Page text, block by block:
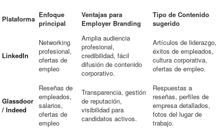
Plataforma Enfoque
principal
Ventajas para
Employer Branding
Tipo de Contenido
sugerido
LinkedIn
Networking
profesional,
ofertas de
empleo
Amplia audiencia
profesional,
credibilidad, fácil
difusión de contenido
corporativo.
Artículos de liderazgo,
éxitos de empleados,
cultura corporativa,
ofertas de empleo.
Glassdoor
/ Indeed
Reseñas de
empleados,
salarios,
ofertas de
empleo
Transparencia, gestión
de reputación,
visibilidad para
candidatos activos.
Respuestas a
reseñas, perfiles de
empresa detallados,
fotos del lugar de
trabajo.